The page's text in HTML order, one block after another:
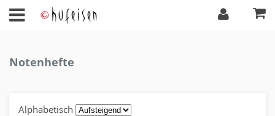
Notenhefte
Alphabetisch